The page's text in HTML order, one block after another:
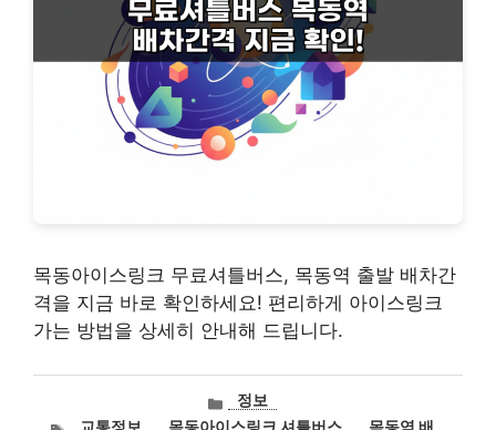
목동아이스링크 무료셔틀버스, 목동역 출발 배차간
격을 지금 바로 확인하세요! 편리하게 아이스링크
가는 방법을 상세히 안내해 드립니다.
카
테
정보
태